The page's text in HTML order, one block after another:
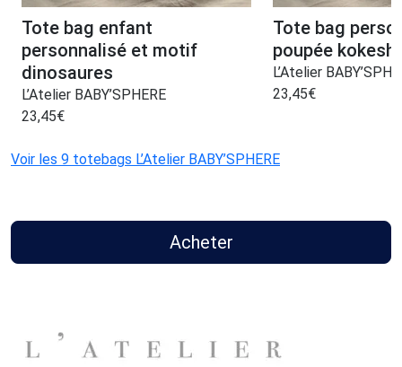
Tote bag enfant
personnalisé et motif
dinosaures
L’Atelier BABY’SPHERE
23,45€
Tote bag
poupée kokeshi
L’Atelier
23,45€
Voir les 9 totebags L’Atelier BABY’SPHERE
Acheter